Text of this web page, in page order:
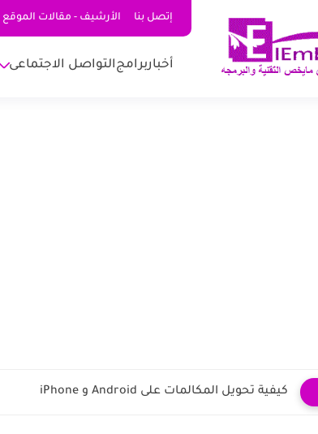
إتصل بنا الأرشيف - مقالات الموقع
أخباربرامجالتواصل الاجتماعى
كيفية تحويل المكالمات على Android و iPhone